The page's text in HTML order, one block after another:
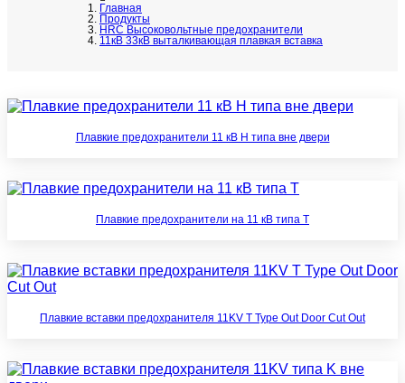
Главная
Продукты
HRC Высоковольтные предохранители
11кВ 33кВ выталкивающая плавкая вставка
Плавкие предохранители 11 кВ H типа вне двери
Плавкие предохранители на 11 кВ типа T
Плавкие вставки предохранителя 11KV T Type Out Door Cut Out